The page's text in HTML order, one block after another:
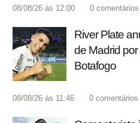
08/08/26 às 12:00 0 comentários
River Plate
de Madrid
Botafogo
08/08/26 às 11:46 0 comentários